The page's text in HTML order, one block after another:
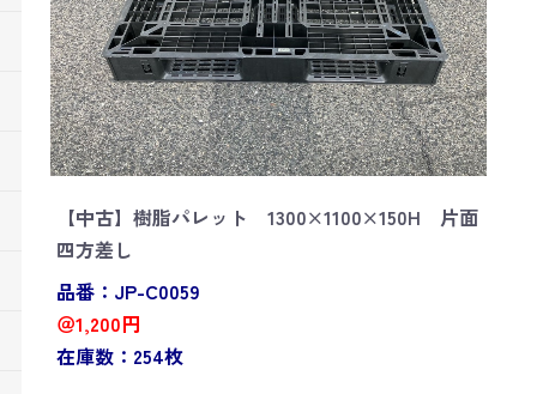
【中古】樹脂パレット 1300×1100×150H 片面
四方差し
品番：JP-C0059
＠1,200円
在庫数：254枚